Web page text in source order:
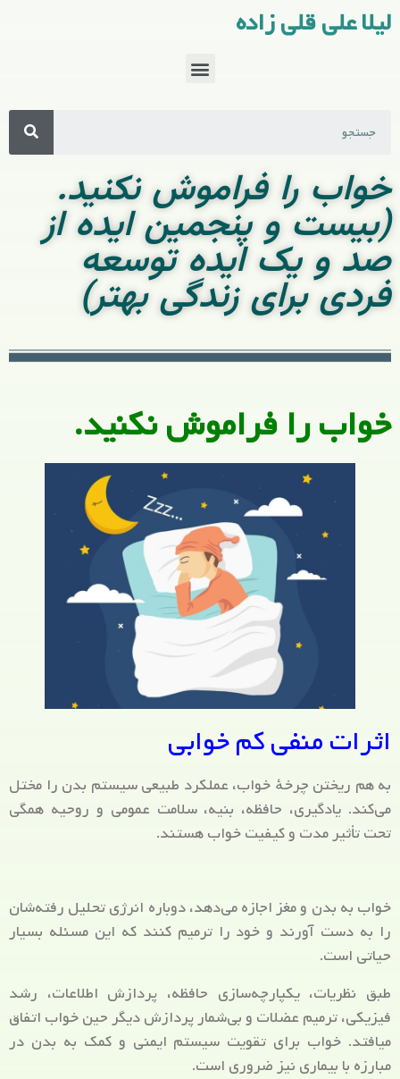
لیلا علی قلی زاده
خواب را فراموش نکنید.
(بیست و پنجمین ایده از
صد و یک ایده توسعه
فردی برای زندگی بهتر)
خواب را فراموش نکنید.
اثرات منفی کم خوابی
به هم ریختن چرخهٔ خواب، عملکرد طبیعی سیستم بدن را مختل
می‌کند. یادگیری، حافظه، بنیه، سلامت عمومی و روحیه همگی
تحت تأثیر مدت و کیفیت خواب هستند.
خواب به بدن و مغز اجازه می‌دهد، دوباره انرژی تحلیل رفته‌شان
را به دست آورند و خود را ترمیم کنند که این مسئله بسیار
حیاتی است.
طبق نظریات، یکپارچه‌سازی حافظه، پردازش اطلاعات، رشد
فیزیکی، ترمیم عضلات و بی‌شمار پردازش دیگر حین خواب اتفاق
می­افتد. خواب برای تقویت سیستم ایمنی و کمک به بدن در
مبارزه با بیماری نیز ضروری است.